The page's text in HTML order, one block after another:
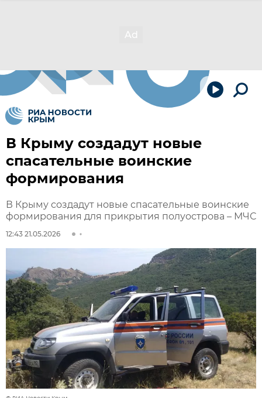
В Крыму создадут новые
спасательные воинские
формирования
В Крыму создадут новые спасательные воинские
формирования для прикрытия полуострова – МЧС
12:43 21.05.2026